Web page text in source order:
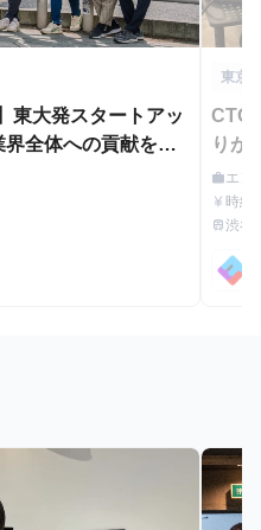
東大発スタートアッ
全体への貢献を牽
東京
CTO
りが
職種
workエン
給与
currency_yen 時給
わせ
最寄駅
train渋谷